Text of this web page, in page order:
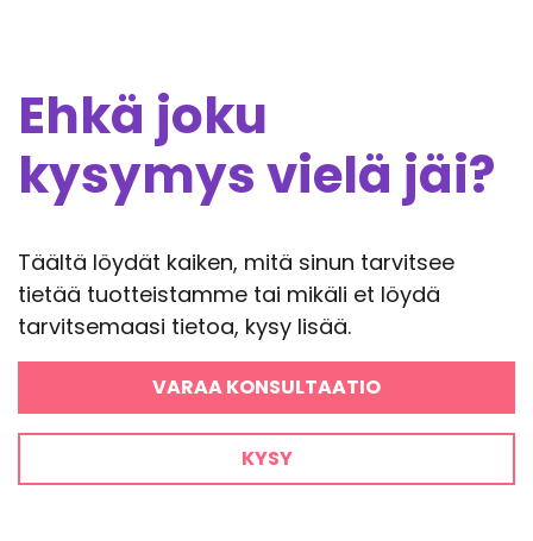
Ehkä joku
kysymys vielä jäi?
Täältä löydät kaiken, mitä sinun tarvitsee
tietää tuotteistamme tai mikäli et löydä
tarvitsemaasi tietoa, kysy lisää.
VARAA KONSULTAATIO
KYSY